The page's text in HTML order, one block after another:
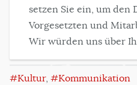
setzen Sie ein, um den
Vorgesetzten und
Wir würden uns über
Kultur, Kommunikation